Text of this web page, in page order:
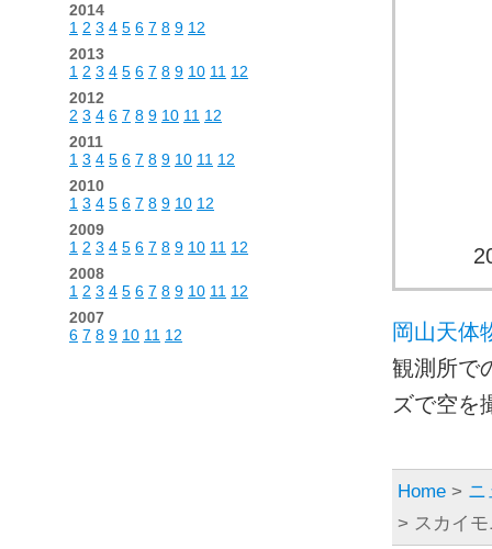
岡山天体
観測所で
ズで空を
Home > ニ
> スカイ
2014
1 2 3 4 5 6 7 8 9 12
2013
1 2 3 4 5 6 7 8 9 10 11 12
2012
2 3 4 6 7 8 9 10 11 12
2011
1 3 4 5 6 7 8 9 10 11 12
2010
1 3 4 5 6 7 8 9 10 12
2009
1 2 3 4 5 6 7 8 9 10 11 12
2008
1 2 3 4 5 6 7 8 9 10 11 12
2007
6 7 8 9 10 11 12